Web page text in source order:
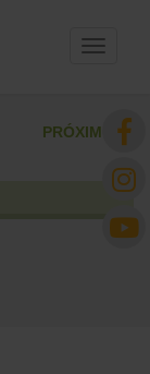
Toggle
PRÓXIMO